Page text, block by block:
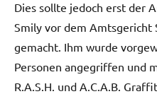
Dies sollte jedoch erst der
Smily vor dem Amtsgericht
gemacht. Ihm wurde
Personen angegriffen und
R.A.S.H. und A.C.A.B.